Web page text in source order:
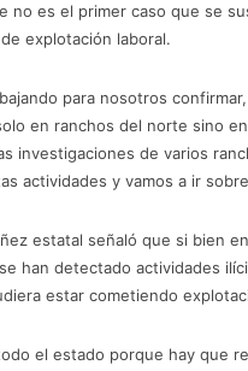
no es el primer caso que se
explotación laboral.
para nosotros
en ranchos del norte sino
investigaciones de varios
actividades y vamos a ir
estatal señaló que si bien
han detectado actividades
estar cometiendo
el estado porque hay que